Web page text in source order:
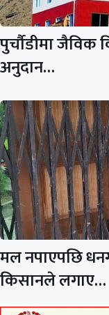
पुर्चौडीमा जैविक
अनुदान…
मल नपाएपछि
किसानले लगाए…